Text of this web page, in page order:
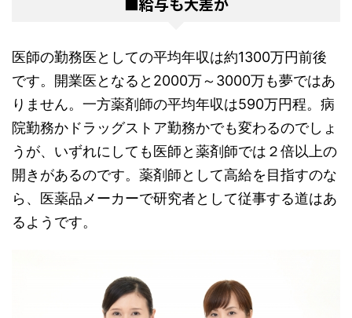
医師の勤務医としての平均年収は約1300万円前後
です。開業医となると2000万～3000万も夢ではあ
りません。一方薬剤師の平均年収は590万円程。病
院勤務かドラッグストア勤務かでも変わるのでしょ
うが、いずれにしても医師と薬剤師では２倍以上の
開きがあるのです。薬剤師として高給を目指すのな
ら、医薬品メーカーで研究者として従事する道はあ
るようです。